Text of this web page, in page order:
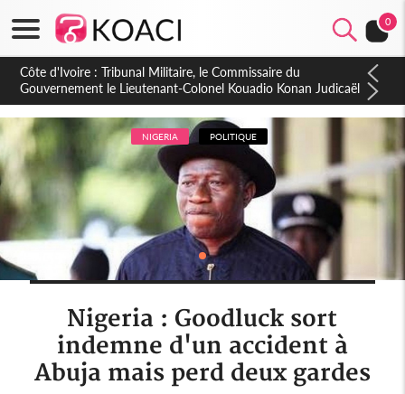
0
Burkina Faso : hausse de 75 FCFA du prix du litre du diesel à
la pompe
NIGERIA POLITIQUE
Nigeria : Goodluck sort
indemne d'un accident à
Abuja mais perd deux gardes